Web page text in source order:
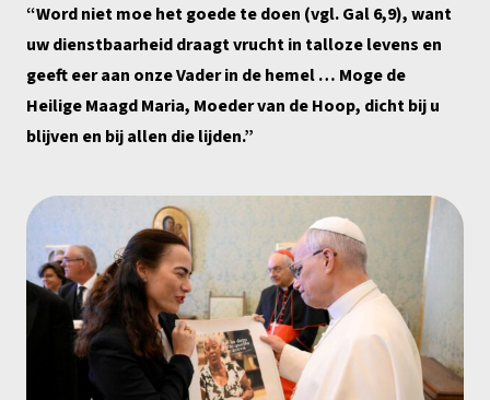
“Word niet moe het goede te doen (vgl. Gal 6,9), want
uw dienstbaarheid draagt ​​vrucht in talloze levens en
geeft eer aan onze Vader in de hemel … Moge de
Heilige Maagd Maria, Moeder van de Hoop, dicht bij u
blijven en bij allen die lijden.”